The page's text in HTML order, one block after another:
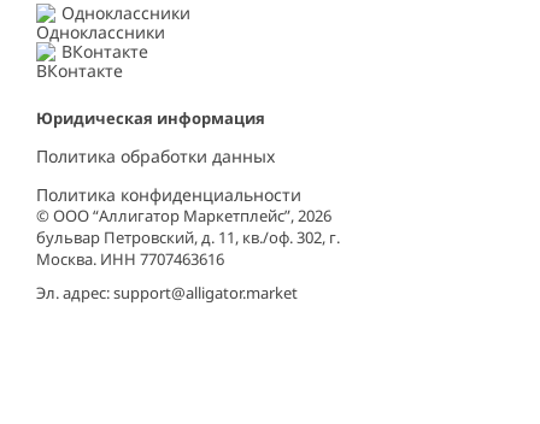
Одноклассники
ВКонтакте
Юридическая информация
Политика обработки данных
Политика конфиденциальности
© ООО “Аллигатор Маркетплейс”, 2026
бульвар Петровский, д. 11, кв./оф. 302, г.
Москва. ИНН 7707463616
Эл. адрес:support@alligator.market